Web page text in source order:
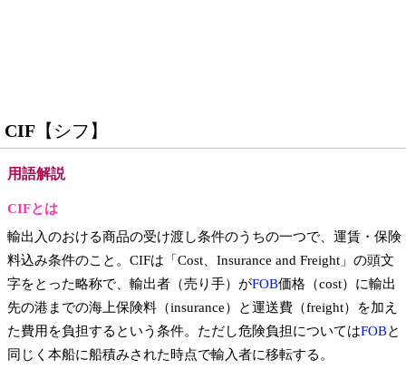
CIF 【シフ】
用語解説
CIFとは
輸出入のおける商品の受け渡し条件のうちの一つで、運賃・保険
料込み条件のこと。CIFは「Cost、Insurance and Freight」の頭文
字をとった略称で、輸出者（売り手）がFOB価格（cost）に輸出
先の港までの海上保険料（insurance）と運送費（freight）を加え
た費用を負担するという条件。ただし危険負担についてはFOBと
同じく本船に船積みされた時点で輸入者に移転する。